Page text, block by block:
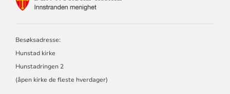
Besøksadresse:
Hunstad kirke
Hunstadringen 2
(åpen kirke de fleste hverdager)